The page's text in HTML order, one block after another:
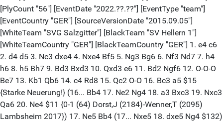
[PlyCount "56"] [EventDate "2022.??.??"] [EventType "team"]
[EventCountry "GER"] [SourceVersionDate "2015.09.05"]
[WhiteTeam "SVG Salzgitter"] [BlackTeam "SV Hellern 1"]
[WhiteTeamCountry "GER"] [BlackTeamCountry "GER"] 1. e4 c6
2. d4 d5 3. Nc3 dxe4 4. Nxe4 Bf5 5. Ng3 Bg6 6. Nf3 Nd7 7. h4
h6 8. h5 Bh7 9. Bd3 Bxd3 10. Qxd3 e6 11. Bd2 Ngf6 12. O-O-O
Be7 13. Kb1 Qb6 14. c4 Rd8 15. Qc2 O-O 16. Bc3 a5 $15
{Starke Neuerung!} (16... Bb4 17. Ne2 Ng4 18. a3 Bxc3 19. Nxc3
Qa6 20. Ne4 $11 {0-1 (64) Dorst,J (2184)-Wenner,T (2095)
Lambsheim 2017}) 17. Ne5 Bb4 (17... Nxe5 18. dxe5 Ng4 $132)